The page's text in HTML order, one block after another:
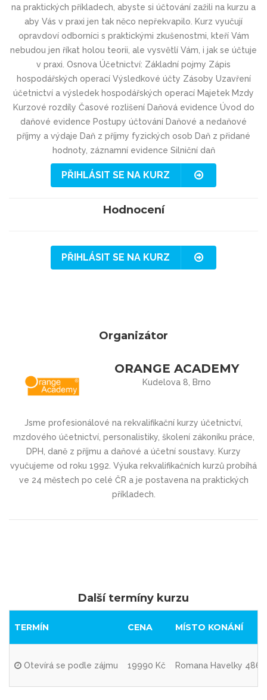
na praktických příkladech, abyste si účtování zažili na kurzu a
aby Vás v praxi jen tak něco nepřekvapilo. Kurz vyučují
opravdoví odborníci s praktickými zkušenostmi, kteří Vám
nebudou jen říkat holou teorii, ale vysvětlí Vám, i jak se účtuje
v praxi. Osnova Účetnictví: Základní pojmy Zápis
hospodářských operací Výsledkové účty Zásoby Uzavření
účetnictví a výsledek hospodářských operací Majetek Mzdy
Kurzové rozdíly Časové rozlišení Daňová evidence Úvod do
daňové evidence Postupy účtování Daňové a nedaňové
příjmy a výdaje Daň z příjmy fyzických osob Daň z přidané
hodnoty, záznamní evidence Silniční daň
PŘIHLÁSIT SE NA KURZ
Hodnocení
PŘIHLÁSIT SE NA KURZ
Organizátor
ORANGE ACADEMY
Kudelova 8, Brno
Jsme profesionálové na rekvalifikační kurzy účetnictví,
mzdového účetnictví, personalistiky, školení zákoníku práce,
DPH, daně z příjmu a daňové a účetní soustavy. Kurzy
vyučujeme od roku 1992. Výuka rekvalifikačních kurzů probíhá
ve 24 městech po celé ČR a je postavena na praktických
příkladech.
Další termíny kurzu
TERMÍN CENA MÍSTO KONÁNÍ
Otevírá se podle zájmu 19990 Kč Romana Havelky